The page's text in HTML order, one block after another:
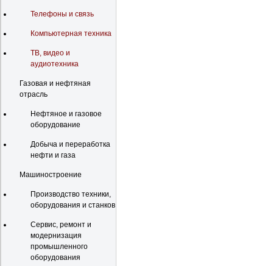
Телефоны и связь
Компьютерная техника
ТВ, видео и
аудиотехника
Газовая и нефтяная
отрасль
Нефтяное и газовое
оборудование
Добыча и переработка
нефти и газа
Машиностроение
Производство техники,
оборудования и станков
Сервис, ремонт и
модернизация
промышленного
оборудования